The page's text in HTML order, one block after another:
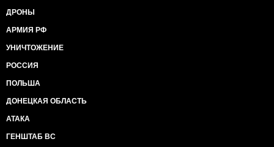
ДРОНЫ
АРМИЯ РФ
УНИЧТОЖЕНИЕ
РОССИЯ
ПОЛЬША
ДОНЕЦКАЯ ОБЛАСТЬ
АТАКА
ГЕНШТАБ ВС